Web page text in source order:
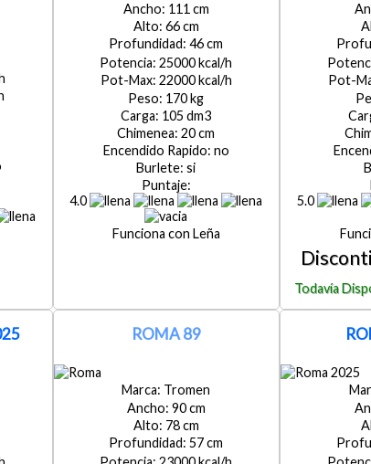
111
66
46
25000
22000
170
105
20
no
si
4.0
Leña
5.0
ROMA 89
Tromen
90
78
57